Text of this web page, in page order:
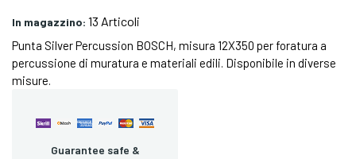
In magazzino: 13 Articoli
Punta Silver Percussion BOSCH, misura 12X350 per foratura a
percussione di muratura e materiali edili. Disponibile in diverse
misure.
Guarantee safe &